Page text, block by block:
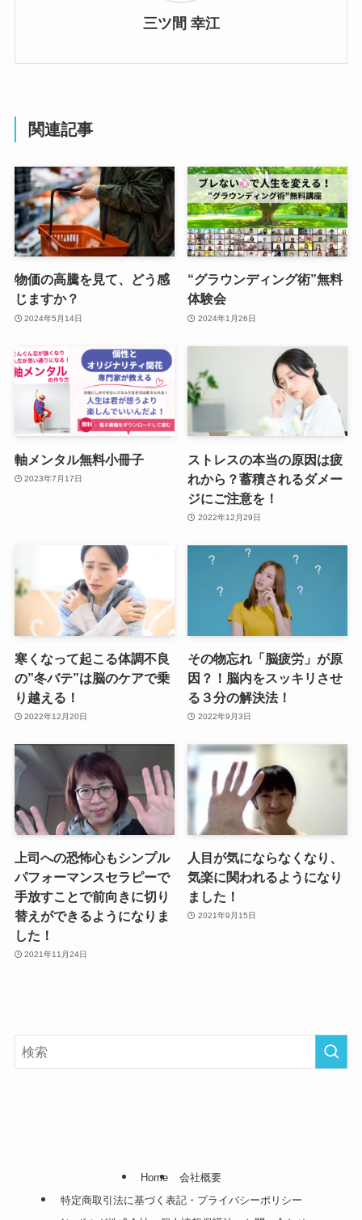
三ツ間 幸江
関連記事
物価の高騰を見て、どう感
じますか？
2024年5月14日
“グラウンディング術”無料
体験会
2024年1月26日
軸メンタル無料小冊子
2023年7月17日
ストレスの本当の原因は疲
れから？蓄積されるダメー
ジにご注意を！
2022年12月29日
寒くなって起こる体調不良
の”冬バテ”は脳のケアで乗
り越える！
2022年12月20日
その物忘れ「脳疲労」が原
因？！脳内をスッキリさせ
る３分の解決法！
2022年9月3日
上司への恐怖心もシンプル
パフォーマンスセラピーで
手放すことで前向きに切り
替えができるようになりま
した！
2021年11月24日
人目が気にならなくなり、
気楽に関われるようになり
ました！
2021年9月15日
Home
会社概要
特定商取引法に基づく表記・プライバシーポリシー